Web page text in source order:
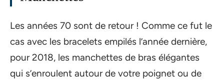
Les années 70 sont de retour ! Comme ce fut le
cas avec les bracelets empilés l’année dernière,
pour 2018, les manchettes de bras élégantes
qui s’enroulent autour de votre poignet ou de